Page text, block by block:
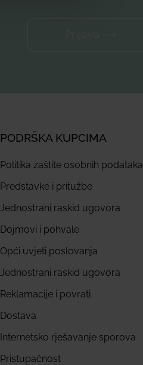
PODRŠKA KUPCIMA
Politika zaštite osobnih podataka
Predstavke i pritužbe
Jednostrani raskid ugovora
Dojmovi i pohvale
Opći uvjeti poslovanja
Jednostrani raskid ugovora
Reklamacije i povrati
Dostava
Internetsko rješavanje sporova
Pristupačnost